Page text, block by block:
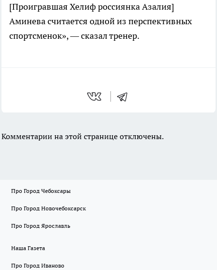
[Проигравшая Хелиф россиянка Азалия]
Аминева считается одной из перспективных
спортсменок», — сказал тренер.
Комментарии на этой странице отключены.
Про Город Чебоксары
Про Город Новочебоксарск
Про Город Ярославль
Наша Газета
Про Город Иваново